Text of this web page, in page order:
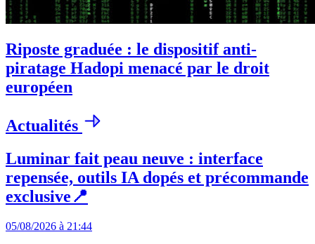
Riposte graduée : le dispositif anti-
piratage Hadopi menacé par le droit
européen
Actualités
Luminar fait peau neuve : interface
repensée, outils IA dopés et précommande
exclusive📍
05/08/2026 à 21:44